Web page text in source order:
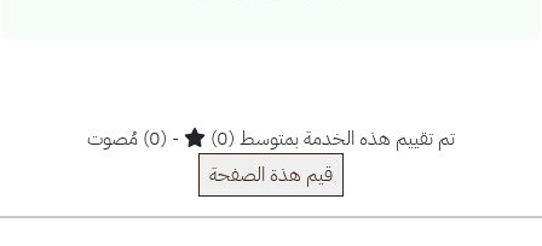
تم تقييم هذه الخدمة بمتوسط (0)
- (0) مُصوت
قيم هذة الصفحة